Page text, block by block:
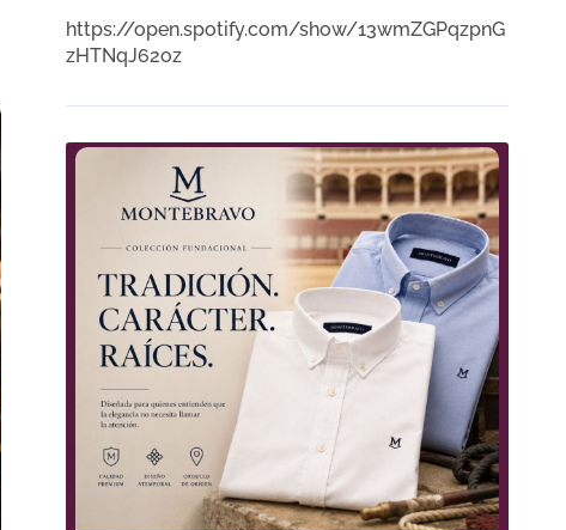
https://open.spotify.com/show/13wmZGPqzpnG
zHTNqJ62oz